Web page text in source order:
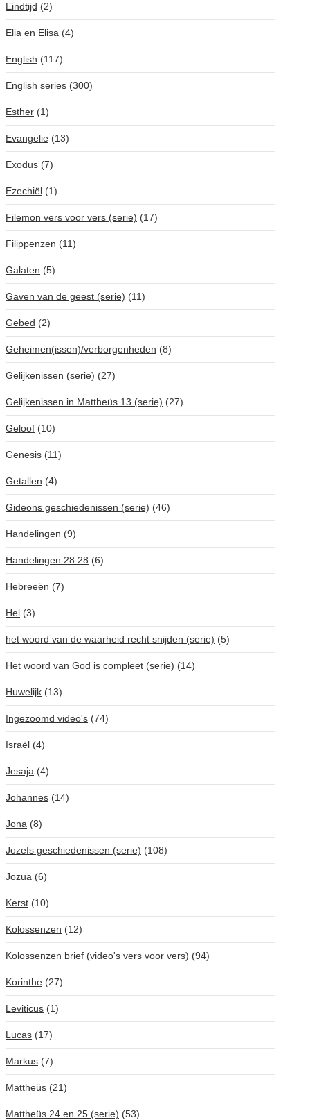
Eindtijd (2)
Elia en Elisa (4)
English (117)
English series (300)
Esther (1)
Evangelie (13)
Exodus (7)
Ezechiël (1)
Filemon vers voor vers (serie) (17)
Filippenzen (11)
Galaten (5)
Gaven van de geest (serie) (11)
Gebed (2)
Geheimen(issen)/verborgenheden (8)
Gelijkenissen (serie) (27)
Gelijkenissen in Mattheüs 13 (serie) (27)
Geloof (10)
Genesis (11)
Getallen (4)
Gideons geschiedenissen (serie) (46)
Handelingen (9)
Handelingen 28:28 (6)
Hebreeën (7)
Hel (3)
het woord van de waarheid recht snijden (serie) (5)
Het woord van God is compleet (serie) (14)
Huwelijk (13)
Ingezoomd video's (74)
Israël (4)
Jesaja (4)
Johannes (14)
Jona (8)
Jozefs geschiedenissen (serie) (108)
Jozua (6)
Kerst (10)
Kolossenzen (12)
Kolossenzen brief (video's vers voor vers) (94)
Korinthe (27)
Leviticus (1)
Lucas (17)
Markus (7)
Mattheüs (21)
Mattheüs 24 en 25 (serie) (53)